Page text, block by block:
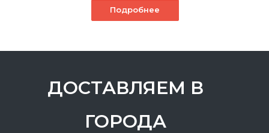
Подробнее
ДОСТАВЛЯЕМ В
ГОРОДА